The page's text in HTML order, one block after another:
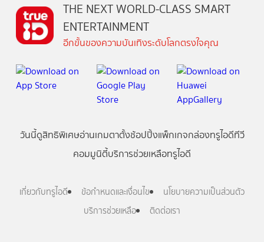
THE NEXT WORLD-CLASS SMART
ENTERTAINMENT
อีกขั้นของความบันเทิงระดับโลกตรงใจคุณ
วันนี้ดูสิทธิพิเศษอ่านเกมตาตั้งช้อปปิ้งแพ็กเกจกล่องทรูไอดีทีวี
คอมมูนิตี้บริการช่วยเหลือทรูไอดี
เกี่ยวกับทรูไอดี ข้อกำหนดและเงื่อนไข
นโยบายความเป็นส่วนตัว
บริการช่วยเหลือ
ติดต่อเรา